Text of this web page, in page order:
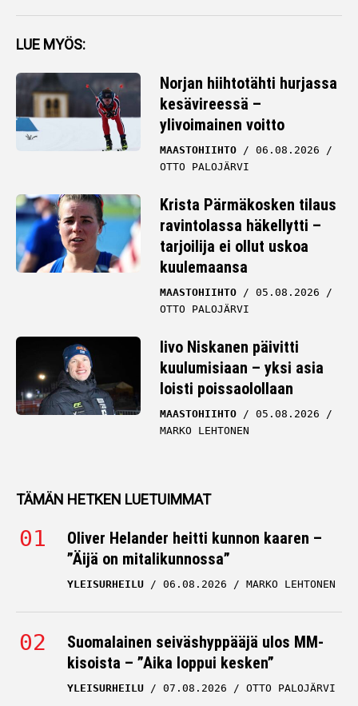
LUE MYÖS:
Norjan hiihtotähti hurjassa
kesävireessä –
ylivoimainen voitto
MAASTOHIIHTO
06.08.2026
OTTO PALOJÄRVI
Krista Pärmäkosken tilaus
ravintolassa häkellytti –
tarjoilija ei ollut uskoa
kuulemaansa
MAASTOHIIHTO
05.08.2026
OTTO PALOJÄRVI
Iivo Niskanen päivitti
kuulumisiaan – yksi asia
loisti poissaolollaan
MAASTOHIIHTO
05.08.2026
MARKO LEHTONEN
TÄMÄN HETKEN LUETUIMMAT
Oliver Helander heitti kunnon kaaren –
”Äijä on mitalikunnossa”
YLEISURHEILU 06.08.2026 MARKO LEHTONEN
Suomalainen seiväshyppääjä ulos MM-
kisoista – ”Aika loppui kesken”
YLEISURHEILU 07.08.2026 OTTO PALOJÄRVI